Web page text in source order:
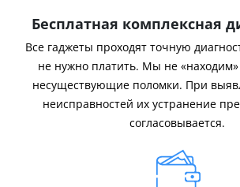
Бесплатная комплексная
Все гаджеты проходят точную
не нужно платить. Мы не
несуществующие поломки. При
неисправностей их устранение
согласовывается.